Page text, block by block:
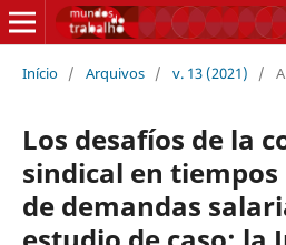
Início / Arquivos / v. 13 (2021) /
Los desafíos de la
sindical en
de demandas